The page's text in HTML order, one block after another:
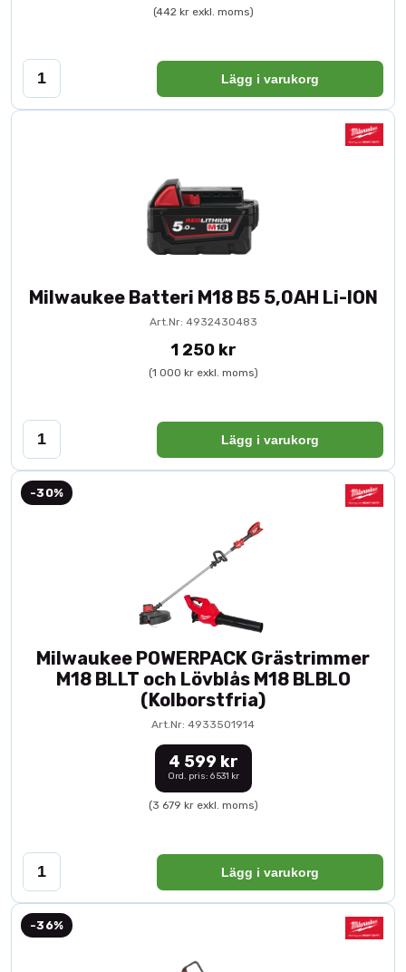
(442 kr exkl. moms)
Lägg i varukorg
Milwaukee Batteri M18 B5 5,0AH Li-ION
Art.Nr: 4932430483
1 250 kr
(1 000 kr exkl. moms)
Lägg i varukorg
-30%
Milwaukee POWERPACK Grästrimmer
M18 BLLT och Lövblås M18 BLBLO
(Kolborstfria)
Art.Nr: 4933501914
4 599 kr
Ord. pris: 6 531 kr
(3 679 kr exkl. moms)
Lägg i varukorg
-36%